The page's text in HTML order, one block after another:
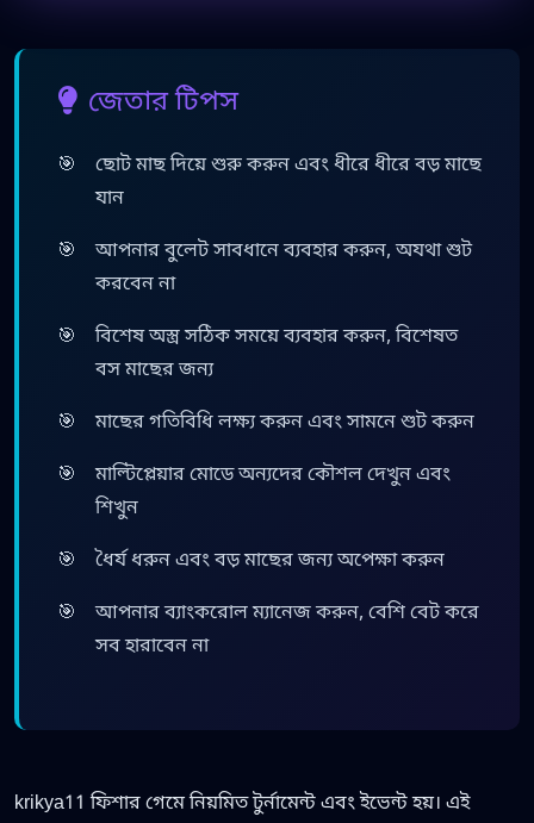
জেতার টিপস
ছোট মাছ দিয়ে শুরু করুন এবং ধীরে ধীরে বড় মাছে
যান
আপনার বুলেট সাবধানে ব্যবহার করুন, অযথা শুট
করবেন না
বিশেষ অস্ত্র সঠিক সময়ে ব্যবহার করুন, বিশেষত
বস মাছের জন্য
মাছের গতিবিধি লক্ষ্য করুন এবং সামনে শুট করুন
মাল্টিপ্লেয়ার মোডে অন্যদের কৌশল দেখুন এবং
শিখুন
ধৈর্য ধরুন এবং বড় মাছের জন্য অপেক্ষা করুন
আপনার ব্যাংকরোল ম্যানেজ করুন, বেশি বেট করে
সব হারাবেন না
krikya11 ফিশার গেমে নিয়মিত টুর্নামেন্ট এবং ইভেন্ট হয়। এই